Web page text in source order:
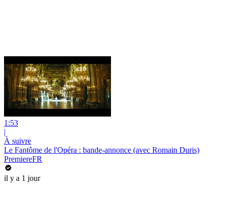
1:53
|
À suivre
Le Fantôme de l'Opéra : bande-annonce (avec Romain Duris)
PremiereFR
il y a 1 jour